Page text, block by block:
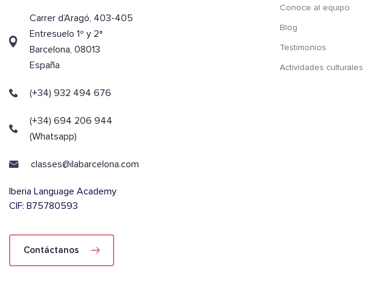
Conoce al equipo
Blog
Testimonios
Actividades culturales
Carrer d’Aragó, 403-405
Entresuelo 1º y 2ª
Barcelona, 08013
España
(+34) 932 494 676
(+34) 694 206 944
(Whatsapp)
classes@ilabarcelona.com
Iberia Language Academy
CIF: B75780593
Contáctanos